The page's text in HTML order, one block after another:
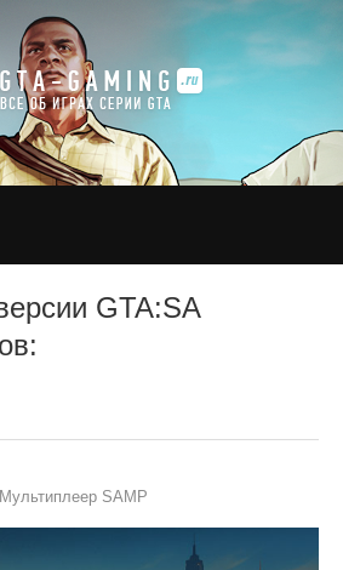
GTA:SA
Мультиплеер SAMP